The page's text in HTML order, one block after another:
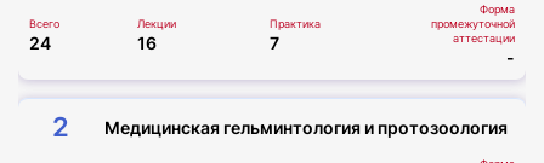
Всего
24
Лекции
16
Практика
7
Форма
промежуточной
аттестации
-
2 Медицинская гельминтология и протозоология